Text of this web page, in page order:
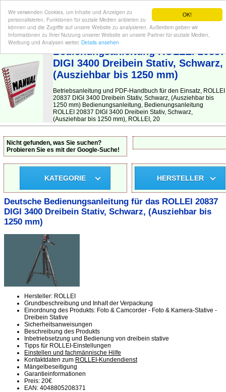
OK!
Wir verwenden Cookies, um Inhalte und Anzeigen zu
personalisieren, Funktionen für soziale Medien anbieten zu
können und die Zugriffe auf unsere Website zu analysieren. Außerdem geben wir
Informationen zu Ihrer Nutzung unserer Website an unsere Partner für soziale Medien,
Werbung und Analysen weiter. Details ansehen
BEDIENUNGSANLEITUNG| Hier finden Sie die deutsche Anleitung!
Bedienungsanleitung ROLLEI 20837
DIGI 3400 Dreibein Stativ, Schwarz,
(Ausziehbar bis 1250 mm)
Betriebsanleitung und PDF-Handbuch für den Einsatz, ROLLEI
20837 DIGI 3400 Dreibein Stativ, Schwarz, (Ausziehbar bis
1250 mm) Bedienungsanleitung, Bedienungsanleitung
ROLLEI 20837 DIGI 3400 Dreibein Stativ, Schwarz,
(Ausziehbar bis 1250 mm), ROLLEI, 20
Nicht gefunden, was Sie suchen?
Probieren Sie es mit der Google-Suche!
KATEGORIE HERSTELLER
Deutsche Bedienungsanleitung für das ROLLEI 20837
DIGI 3400 Dreibein Stativ, Schwarz, (Ausziehbar bis
1250 mm)
Hersteller: ROLLEI
Grundbeschreibung und Inhalt der Verpackung
Einordnung des Produkts: Foto & Camcorder - Foto & Kamera-Stative -
Dreibein Stative
Sicherheitsanweisungen
Beschreibung des Produkts
Inbetriebsetzung und Bedienung von dreibein stative
Tipps für ROLLEI-Einstellungen
Einstellen und fachmännische Hilfe
Kontaktdaten zum ROLLEI-Kundendienst
Mängelbeseitigung
Garantieinformationen
Preis: 20€
EAN: 4048805208371